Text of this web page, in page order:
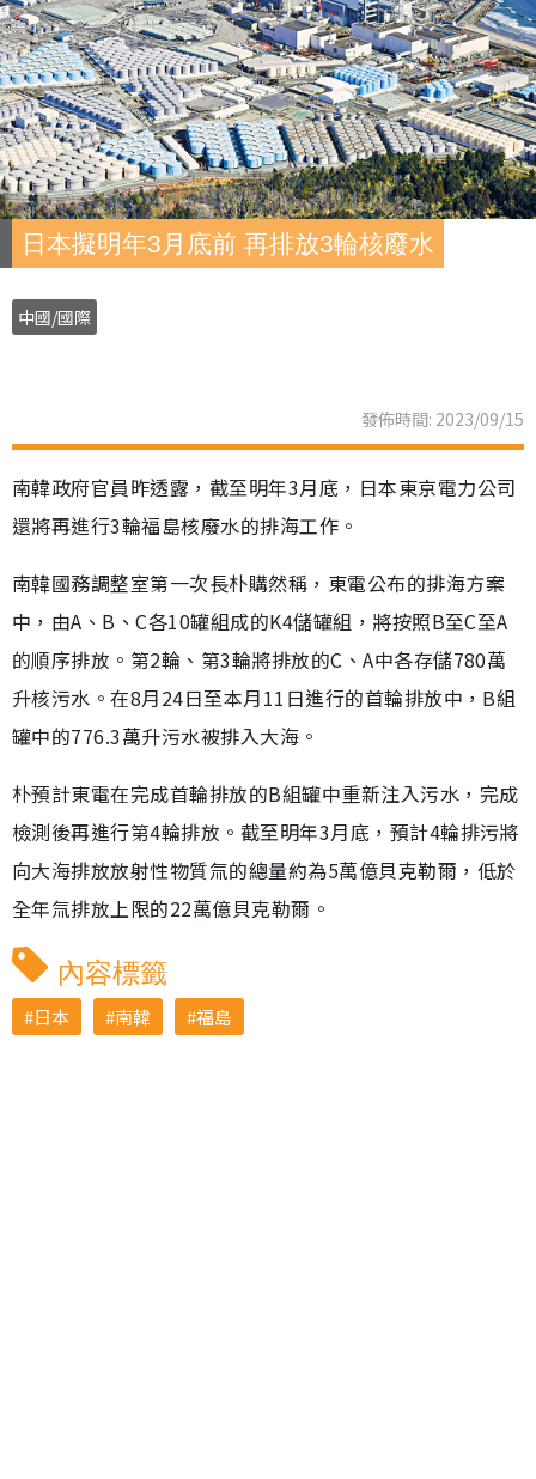
日本擬明年3月底前 再排放3輪核廢水
中國/國際
發佈時間: 2023/09/15
南韓政府官員昨透露，截至明年3月底，日本東京電力公司
還將再進行3輪福島核廢水的排海工作。
南韓國務調整室第一次長朴購然稱，東電公布的排海方案
中，由A、B、C各10罐組成的K4儲罐組，將按照B至C至A
的順序排放。第2輪、第3輪將排放的C、A中各存儲780萬
升核污水。在8月24日至本月11日進行的首輪排放中，B組
罐中的776.3萬升污水被排入大海。
朴預計東電在完成首輪排放的B組罐中重新注入污水，完成
檢測後再進行第4輪排放。截至明年3月底，預計4輪排污將
向大海排放放射性物質氚的總量約為5萬億貝克勒爾，低於
全年氚排放上限的22萬億貝克勒爾。
內容標籤
日本 南韓 福島